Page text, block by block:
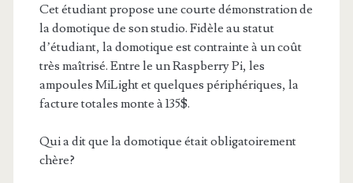
Cet étudiant propose une courte démonstration de
la domotique de son studio. Fidèle au statut
d’étudiant, la domotique est contrainte à un coût
très maîtrisé. Entre le un Raspberry Pi, les
ampoules MiLight et quelques périphériques, la
facture totales monte à 135$.
Qui a dit que la domotique était obligatoirement
chère?